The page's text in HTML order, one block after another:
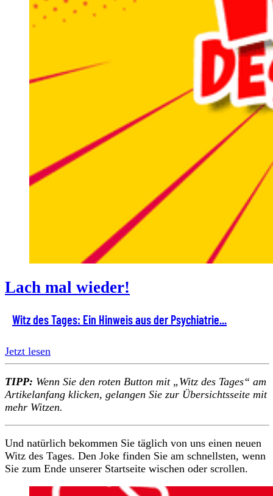
Lach mal wieder!
Witz des Tages: Ein Hinweis aus der Psychiatrie...
Jetzt lesen
TIPP: Wenn Sie den roten Button mit „Witz des Tages“ am
Artikelanfang klicken, gelangen Sie zur Übersichtsseite mit
mehr Witzen.
Und natürlich bekommen Sie täglich von uns einen neuen
Witz des Tages. Den Joke finden Sie am schnellsten, wenn
Sie zum Ende unserer Startseite wischen oder scrollen.